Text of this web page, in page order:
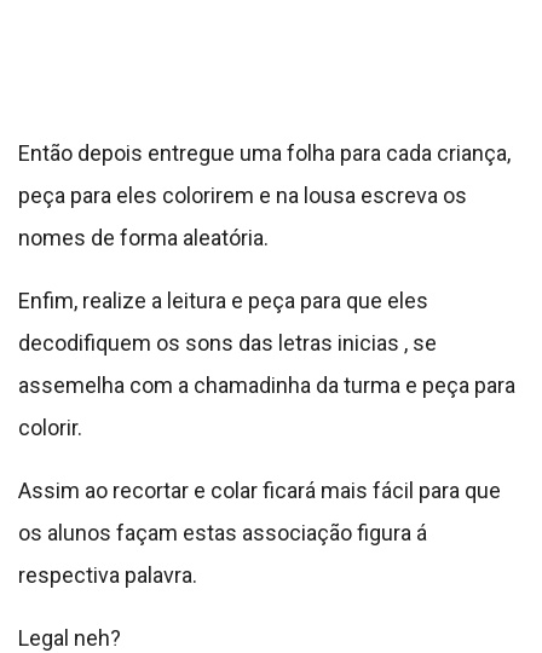
Então depois entregue uma folha para cada criança,
peça para eles colorirem e na lousa escreva os
nomes de forma aleatória.
Enfim, realize a leitura e peça para que eles
decodifiquem os sons das letras inicias , se
assemelha com a chamadinha da turma e peça para
colorir.
Assim ao recortar e colar ficará mais fácil para que
os alunos façam estas associação figura á
respectiva palavra.
Legal neh?